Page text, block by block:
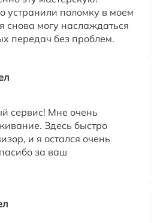
устранили поломку в моем
снова могу наслаждаться
передач без проблем.
сервис! Мне очень
Здесь быстро
и я остался очень
за ваш